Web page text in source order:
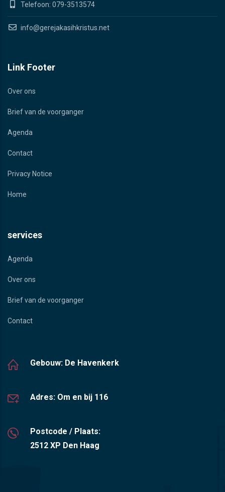
Telefoon: 079-3513574
info@gerejakasihkristus.net
Link Footer
Over ons
Brief van de voorganger
Agenda
Contact
Privacy Notice
Home
services
Agenda
Over ons
Brief van de voorganger
Contact
Gebouw: De Havenkerk
Adres: Om en bij 116
Postcode / Plaats:
2512 XP Den Haag